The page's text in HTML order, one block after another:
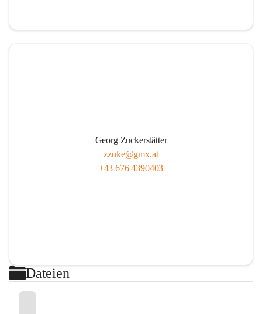
Georg Zuckerstätter
zzuke@gmx.at
+43 676 4390403
Dateien